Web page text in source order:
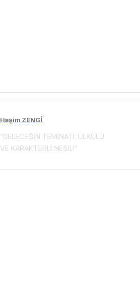
Haşim ZENGİ
“GELECEĞİN TEMİNATI: ÜLKÜLÜ
VE KARAKTERLİ NESİL!”